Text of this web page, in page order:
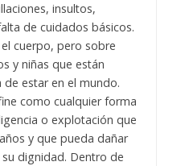
insultos,
de cuidados básicos.
cuerpo, pero sobre
y niñas que están
estar en el mundo.
como cualquier forma
o explotación que
y que pueda dañar
dignidad. Dentro de